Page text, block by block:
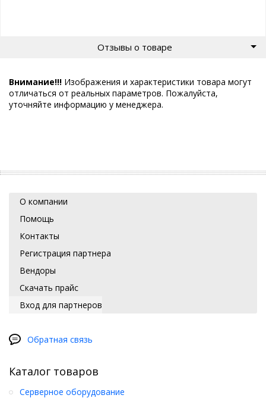
Отзывы о товаре
Внимание!!! Изображения и характеристики товара могут
отличаться от реальных параметров. Пожалуйста,
уточняйте информацию у менеджера.
О компании
Помощь
Контакты
Регистрация партнера
Вендоры
Скачать прайс
Вход для партнеров
Обратная связь
Каталог товаров
Серверное оборудование